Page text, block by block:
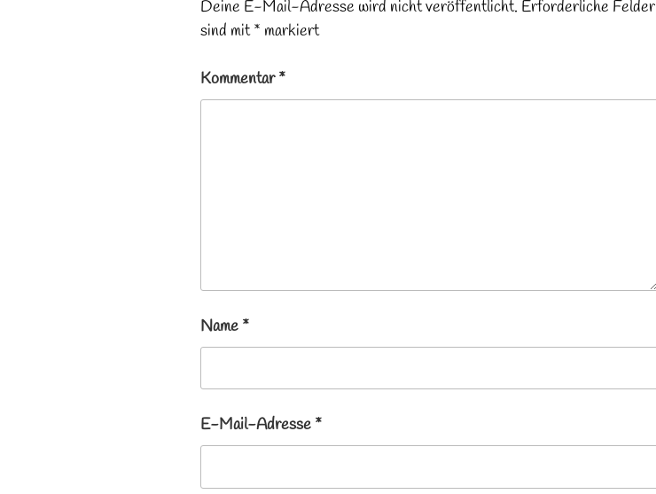
Deine E-Mail-Adresse wird nicht veröffentlicht. Erforderliche Felder
sind mit* markiert
Kommentar*
Name *
E-Mail-Adresse *